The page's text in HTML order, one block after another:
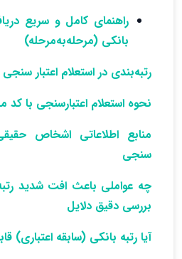
راهنمای کامل و سریع
بانکی (مرحله‌به‌مرحله)
رتبه‌بندی در استعلام اعتبار سنجی
نحوه استعلام اعتبارسنجی با کد
منابع اطلاعاتی اشخاص
سنجی
چه عواملی باعث افت شدید
بررسی دقیق دلایل
آیا رتبه بانکی (سابقه اعتباری)